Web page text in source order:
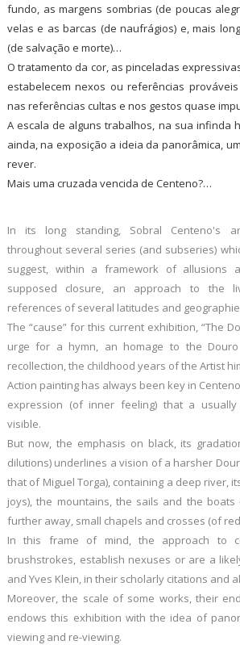
fundo, as margens sombrias (de poucas
velas e as barcas (de naufrágios) e, mais
(de salvação e morte)…
O tratamento da cor, as pinceladas
estabelecem nexos ou referências prováveis
nas referências cultas e nos gestos quase
A escala de alguns trabalhos, na sua infinda
ainda, na exposição a ideia da panorâmica,
rever.
Mais uma cruzada vencida de Centeno?…
In its long standing, Sobral Centeno's
throughout several series (and subseries)
suggest, within a framework of allusions
supposed closure, an approach to the
references of several latitudes and
The “cause” for this current exhibition, “The
urge for a hymn, an homage to the
recollection, the childhood years of the Artist
Action painting has always been key in
expression (of inner feeling) that a
visible.
But now, the emphasis on black, its
dilutions) underlines a vision of a harsher
that of Miguel Torga), containing a deep river,
joys), the mountains, the sails and the boats
further away, small chapels and crosses (of
In this frame of mind, the approach to
brushstrokes, establish nexuses or are a
and Yves Klein, in their scholarly citations and
Moreover, the scale of some works, their
endows this exhibition with the idea of
viewing and re-viewing.